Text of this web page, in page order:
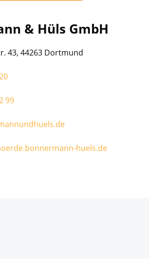
& Hüls GmbH
43, 44263 Dortmund
99
huels.de